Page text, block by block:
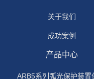
关于我们
成功案例
产品中心